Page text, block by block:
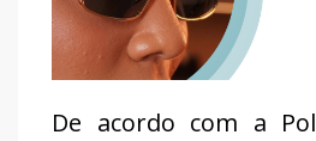
De acordo com a